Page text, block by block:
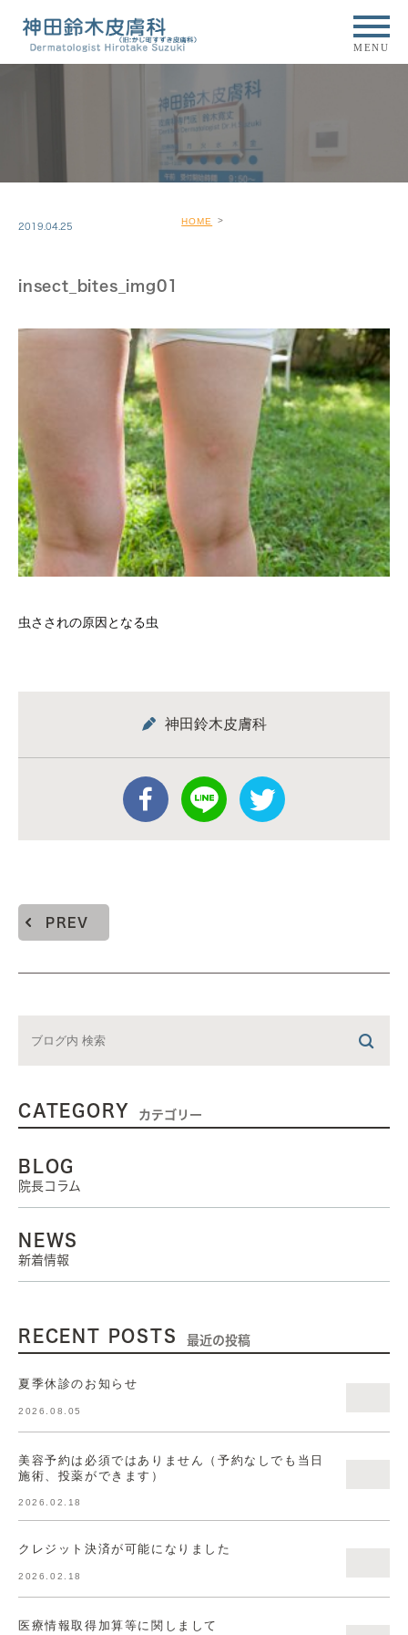
MENU
HOME
2019.04.25
insect_bites_img01
虫さされの原因となる虫
神田鈴木皮膚科
PREV
CATEGORY カテゴリー
BLOG
院長コラム
NEWS
新着情報
RECENT POSTS 最近の投稿
夏季休診のお知らせ
2026.08.05
美容予約は必須ではありません（予約なしでも当日
施術、投薬ができます）
2026.02.18
クレジット決済が可能になりました
2026.02.18
医療情報取得加算等に関しまして